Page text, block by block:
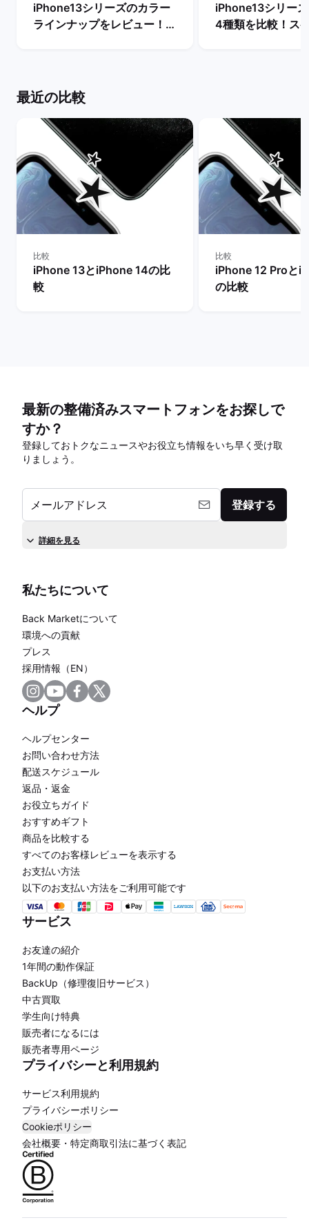
iPhone13シリーズのカラー
ラインナップをレビュー！
iPhone13シリー
4種類を比較！ス
最近の比較
比較
iPhone 13とiPhone 14の比
較
比較
iPhone 12 Proと
の比較
最新の整備済みスマートフォンをお探しで
すか？
登録しておトクなニュースやお役立ち情報をいち早く受け取
りましょう。
メールアドレス 登録する
詳細を見る
私たちについて
Back Marketについて
環境への貢献
プレス
採用情報（EN）
ヘルプ
ヘルプセンター
お問い合わせ方法
配送スケジュール
返品・返金
お役立ちガイド
おすすめギフト
商品を比較する
すべてのお客様レビューを表示する
お支払い方法
以下のお支払い方法をご利用可能です
サービス
お友達の紹介
1年間の動作保証
BackUp（修理復旧サービス）
中古買取
学生向け特典
販売者になるには
販売者専用ページ
プライバシーと利用規約
サービス利用規約
プライバシーポリシー
Cookieポリシー
会社概要・特定商取引法に基づく表記